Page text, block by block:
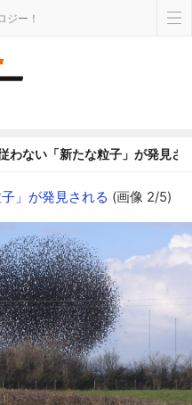
ジー！
わない「新たな粒子」が発見さ
」が発見される (画像 2/5)